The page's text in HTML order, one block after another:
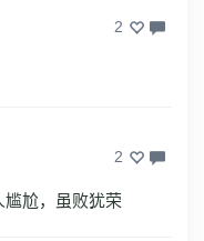
2
2
尬，虽败犹荣